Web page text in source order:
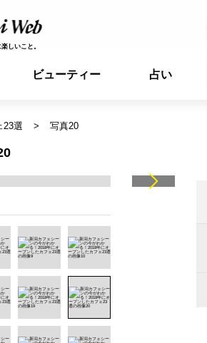
しいこと。
ビューティー 占い
23選 写真20